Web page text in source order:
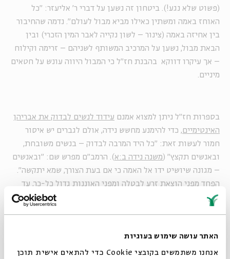
האתר עושה שימוש בעוגיות
אנחנו משתמשים בקובצי Cookie כדי להתאים אישית תוכן
(פשוט שלא נגע!). ביטחון זה נשען על דברי ר' אליעזר: "כל
האוחז באמה ומשתין כאילו מביא מבול לעולם". נדמה שהחיבור
בין אחיזה באמה (צינור – לשון נקייה לאבר המין הזכרי) ובין
הבאת מבול, נשען על המרכיב המשותף לשניהם – זרימה וקילוח
– אך עיקרו דווקא בהבנת חז"ל כי המבול היווה עונש על חטאים
מיניים.
בספרות חז"ל ניתן למצוא אמנם עידוד לנשים לבדוק את אבריהן
האינטימיים , כדי להימנע מחשש נידה, אולם לגברים יש איסור
חמור לעשות זאת: "כל היד המרבה לבדוק – בנשים משובחת,
ובאנשים תקצץ" ( משנה נידה ב:א ). הרמב"ם מפרש שם: "ובאנשים
– מגונה שיושיט ידו אל האמה כי אם בעת הצורך, שמא יתקשה".
הפחד מפני הוצאת זרע לבטלה ומפני האוננות גדול כל-כך, עד
שהוא מוביל חכמים שונים להצהרות קיצוניות. בתגובה לדברי ר'
ונמצא מוציא לעז על בניו שהן ממזרים! אמר להן: מוטב שיוציא
לעז על בניו שהן ממזרים, ואל יעשה עצמו רשע שעה אחת לפני